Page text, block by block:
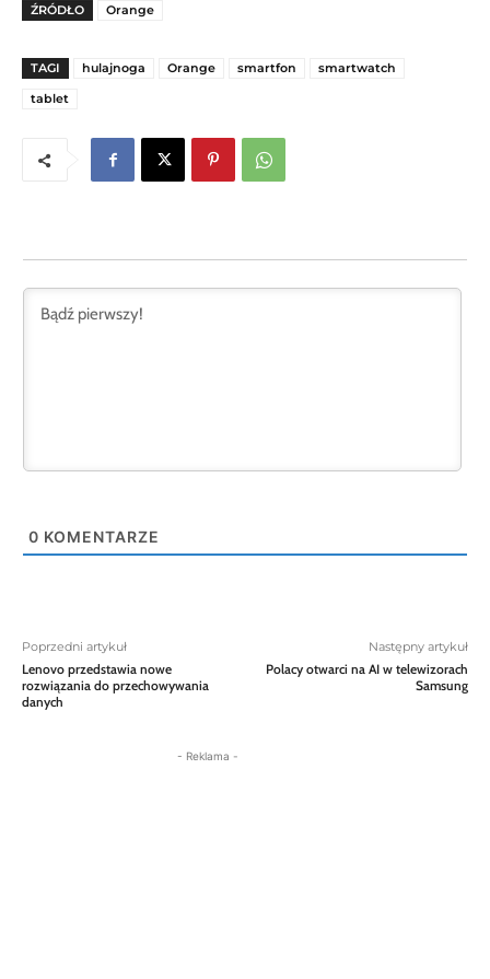
ŹRÓDŁO Orange
TAGI hulajnoga Orange smartfon
smartwatch
tablet
0 KOMENTARZE
Poprzedni artykuł
Lenovo przedstawia nowe
rozwiązania do przechowywania
danych
Następny artykuł
Polacy otwarci na AI w telewizorach
Samsung
- Reklama -